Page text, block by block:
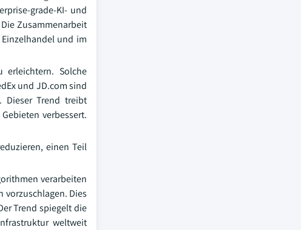
grade-KI- und
Zusammenarbeit
und im
erleichtern. Solche
und JD.com sind
Dieser Trend treibt
verbessert.
einen Teil
verarbeiten
vorzuschlagen. Dies
Trend spiegelt die
weltweit